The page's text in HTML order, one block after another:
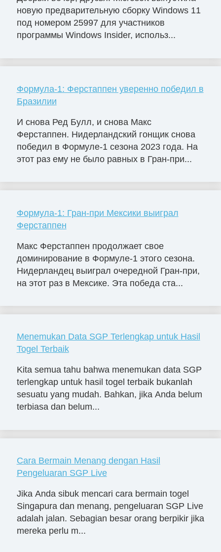
новую предварительную сборку Windows 11
под номером 25997 для участников
программы Windows Insider, использ...
Формула-1: Ферстаппен уверенно победил в
Бразилии
И снова Ред Булл, и снова Макс
Ферстаппен. Нидерландский гонщик снова
победил в Формуле-1 сезона 2023 года. На
этот раз ему не было равных в Гран-при...
Формула-1: Гран-при Мексики выиграл
Ферстаппен
Макс Ферстаппен продолжает свое
доминирование в Формуле-1 этого сезона.
Нидерландец выиграл очередной Гран-при,
на этот раз в Мексике. Эта победа ста...
Menemukan Data SGP Terlengkap untuk Hasil
Togel Terbaik
Kita semua tahu bahwa menemukan data SGP
terlengkap untuk hasil togel terbaik bukanlah
sesuatu yang mudah. Bahkan, jika Anda belum
terbiasa dan belum...
Cara Bermain Menang dengan Hasil
Pengeluaran SGP Live
Jika Anda sibuk mencari cara bermain togel
Singapura dan menang, pengeluaran SGP Live
adalah jalan. Sebagian besar orang berpikir jika
mereka perlu m...